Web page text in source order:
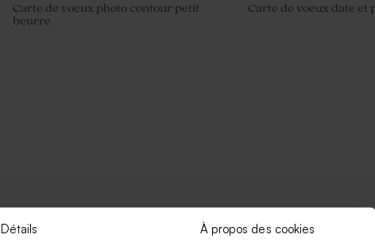
Détails À propos des cookies
Carte de voeux photo contour petit
beurre
Carte de voeux date et